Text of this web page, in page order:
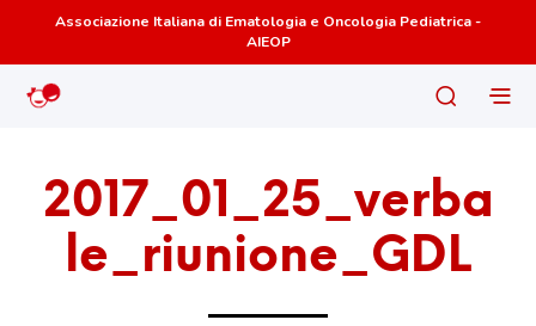
Associazione Italiana di Ematologia e Oncologia Pediatrica -
AIEOP
2017_01_25_verba
le_riunione_GDL